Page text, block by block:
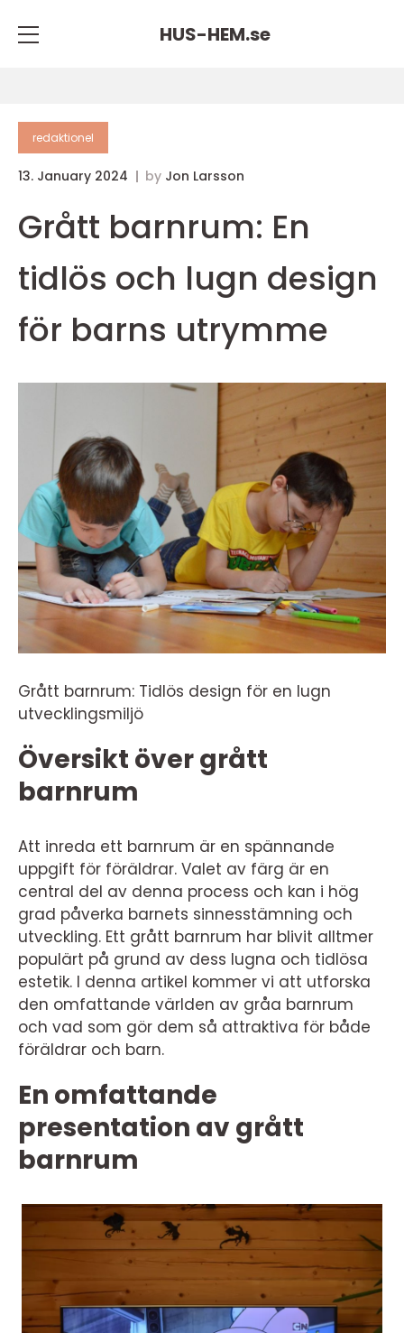
HUS-HEM.se
redaktionel
13. January 2024 by Jon Larsson
Grått barnrum: En
tidlös och lugn design
för barns utrymme
Grått barnrum: Tidlös design för en lugn
utvecklingsmiljö
Översikt över grått
barnrum
Att inreda ett barnrum är en spännande
uppgift för föräldrar. Valet av färg är en
central del av denna process och kan i hög
grad påverka barnets sinnesstämning och
utveckling. Ett grått barnrum har blivit alltmer
populärt på grund av dess lugna och tidlösa
estetik. I denna artikel kommer vi att utforska
den omfattande världen av gråa barnrum
och vad som gör dem så attraktiva för både
föräldrar och barn.
En omfattande
presentation av grått
barnrum